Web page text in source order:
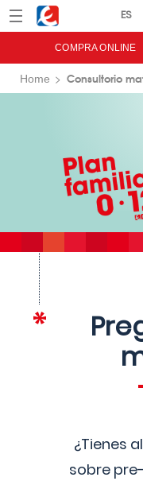
Menú Eroski
COMPRA ONLINE
Home Consultorio
¿Tienes
sobre